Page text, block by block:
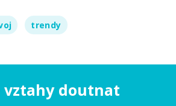
trendy
vztahy doutnat